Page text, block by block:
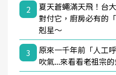
2
夏天蒼蠅滿天飛！台
對付它，廚房必有的
剋星～
3
原來一千年前「人工
吹氣...來看看老祖宗